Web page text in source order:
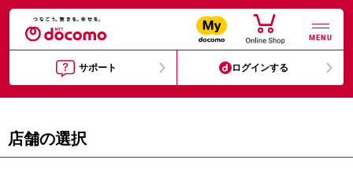
MENU
サポート ログインする
店舗の選択